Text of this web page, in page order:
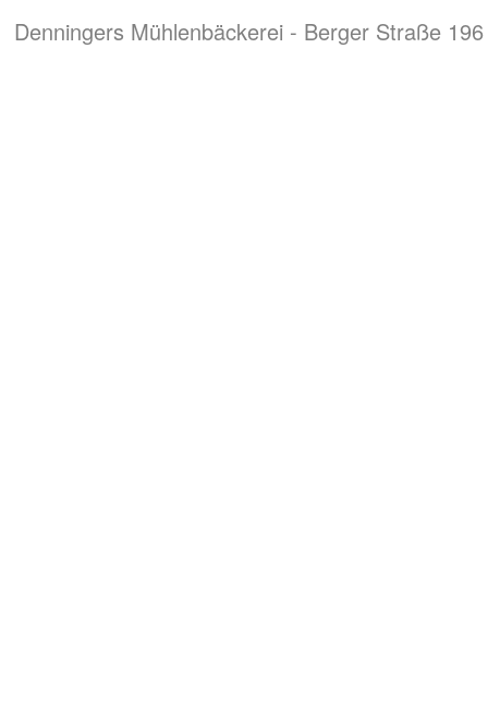
Denningers Mühlenbäckerei - Berger Straße